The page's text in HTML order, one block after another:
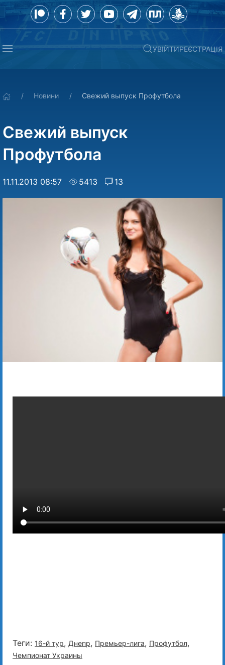
УВІЙТИРЕЄСТРАЦІЯ
Новини Свежий выпуск Профутбола
Свежий выпуск
Профутбола
11.11.2013 08:57 5413 13
Теги: 16-й тур, Днепр, Премьер-лига, Профутбол,
Чемпионат Украины